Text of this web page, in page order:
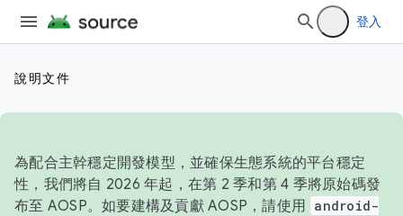
登入
說明文件
為配合主幹穩定開發模型，並確保生態系統的平台穩定
性，我們將自 2026 年起，在第 2 季和第 4 季將原始碼發
布至 AOSP。如要建構及貢獻 AOSP，請使用 android-